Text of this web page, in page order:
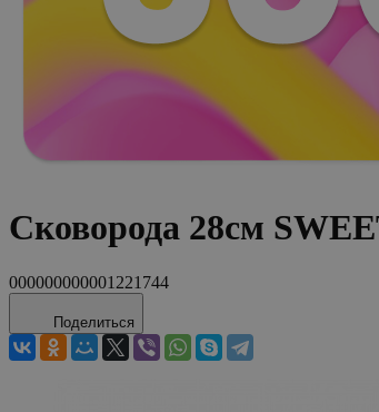
Сковорода 28см
000000000001221744
Поделиться